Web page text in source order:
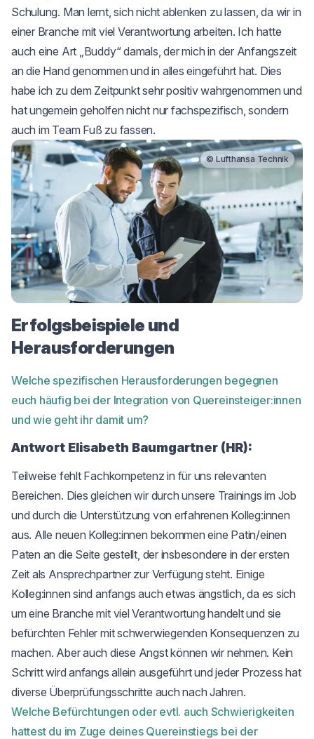
Schulung. Man lernt, sich nicht ablenken zu lassen, da wir in
einer Branche mit viel Verantwortung arbeiten. Ich hatte
auch eine Art „Buddy“ damals, der mich in der Anfangszeit
an die Hand genommen und in alles eingeführt hat. Dies
habe ich zu dem Zeitpunkt sehr positiv wahrgenommen und
hat ungemein geholfen nicht nur fachspezifisch, sondern
auch im Team Fuß zu fassen.
© Lufthansa Technik
Erfolgsbeispiele und
Herausforderungen
Welche spezifischen Herausforderungen begegnen
euch häufig bei der Integration von Quereinsteiger:innen
und wie geht ihr damit um?
Antwort Elisabeth Baumgartner (HR):
Teilweise fehlt Fachkompetenz in für uns relevanten
Bereichen. Dies gleichen wir durch unsere Trainings im Job
und durch die Unterstützung von erfahrenen Kolleg:innen
aus. Alle neuen Kolleg:innen bekommen eine Patin/einen
Paten an die Seite gestellt, der insbesondere in der ersten
Zeit als Ansprechpartner zur Verfügung steht. Einige
Kolleg:innen sind anfangs auch etwas ängstlich, da es sich
um eine Branche mit viel Verantwortung handelt und sie
befürchten Fehler mit schwerwiegenden Konsequenzen zu
machen. Aber auch diese Angst können wir nehmen. Kein
Schritt wird anfangs allein ausgeführt und jeder Prozess hat
diverse Überprüfungsschritte auch nach Jahren.
Welche Befürchtungen oder evtl. auch Schwierigkeiten
hattest du im Zuge deines Quereinstiegs bei der